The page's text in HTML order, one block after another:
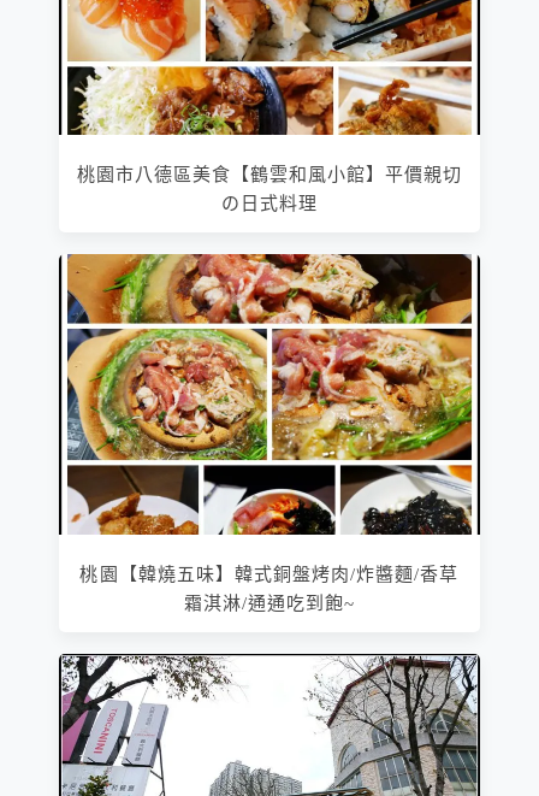
桃園市八德區美食【鶴雲和風小館】平價親切
の日式料理
桃園【韓燒五味】韓式銅盤烤肉/炸醬麵/香草
霜淇淋/通通吃到飽~